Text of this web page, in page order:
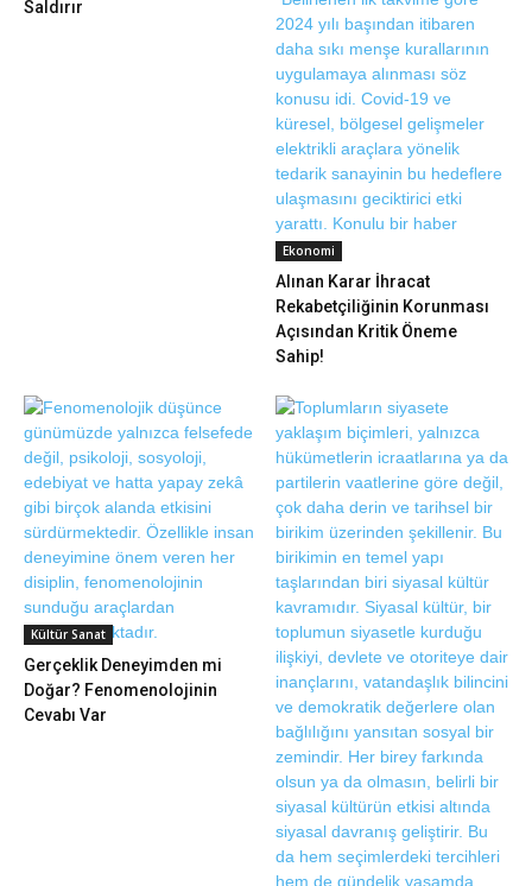
Saldırır
Ekonomi
Alınan Karar İhracat
Rekabetçiliğinin Korunması
Açısından Kritik Öneme
Sahip!
Kültür Sanat
Gerçeklik Deneyimden mi
Doğar? Fenomenolojinin
Cevabı Var